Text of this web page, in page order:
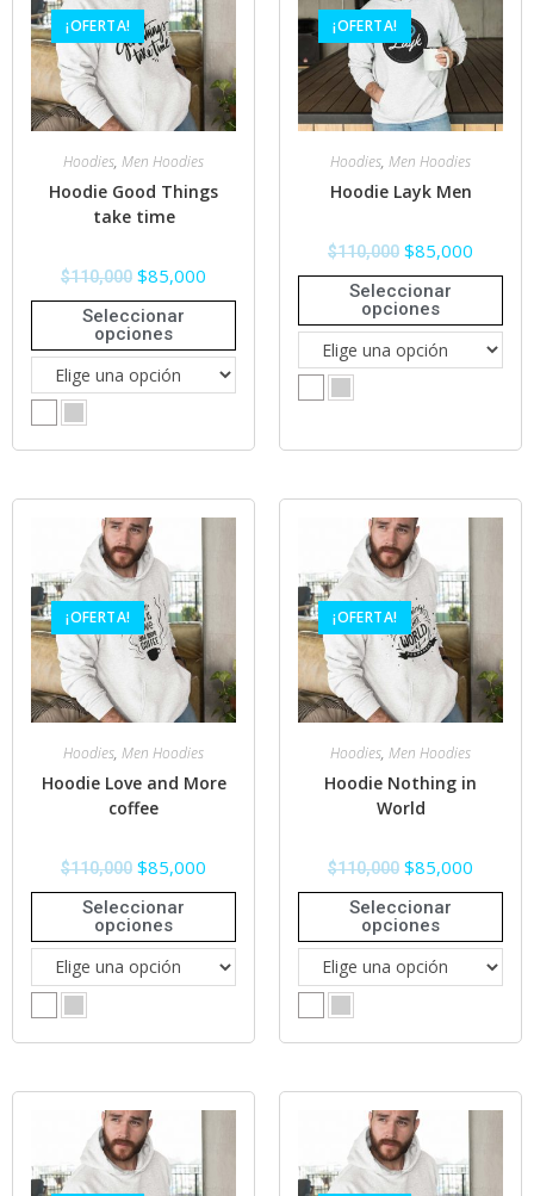
¡OFERTA!
Hoodies, Men Hoodies
Hoodie Good Things
take time
$110,000 $85,000
Seleccionar
opciones
¡OFERTA!
Hoodies, Men Hoodies
Hoodie Layk Men
$110,000 $85,000
Seleccionar
opciones
¡OFERTA!
Hoodies, Men Hoodies
Hoodie Love and More
coffee
$110,000 $85,000
Seleccionar
opciones
¡OFERTA!
Hoodies, Men Hoodies
Hoodie Nothing in
World
$110,000 $85,000
Seleccionar
opciones